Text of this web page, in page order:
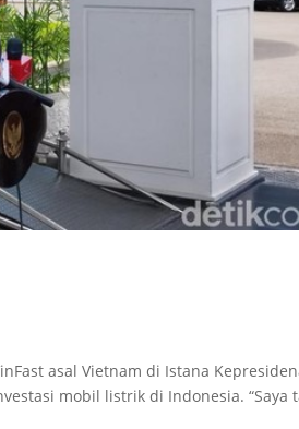
asal Vietnam di Istana
mobil listrik di Indonesia. “Saya